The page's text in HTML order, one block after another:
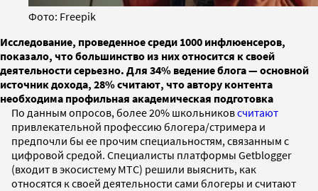
Фото: Freepik
Исследование, проведенное среди 1000 инфлюенсеров,
показало, что большинство из них относится к своей
деятельности серьезно. Для 34% ведение блога — основной
источник дохода, 28% считают, что автору контента
необходима профильная академическая подготовка
По данным опросов, более 20% школьниковсчитают
привлекательной профессию блогера/стримера и
предпочли бы ее прочим специальностям, связанным с
цифровой средой. Специалисты платформы Getblogger
(входит в экосистему МТС) решили выяснить, как
относятся к своей деятельности сами блогеры и считают